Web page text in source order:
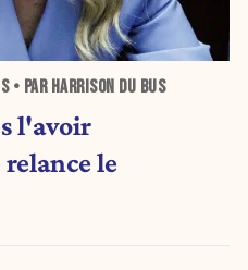
• PAR HARRISON DU BUS
l'avoir
le